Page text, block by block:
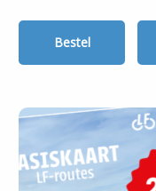
Bestel